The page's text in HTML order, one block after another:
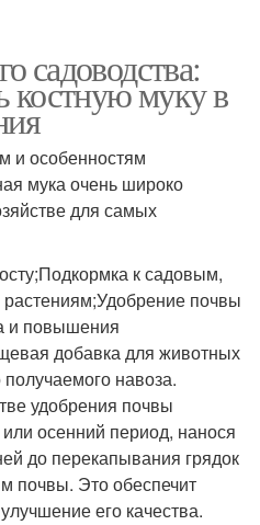
садоводства:
костную муку в
и особенностям
мука очень широко
для самых
к садовым,
почвы
и повышения
добавка для животных
навоза.
удобрения почвы
осенний период, нанося
до перекапывания грядок
почвы. Это обеспечит
его качества.